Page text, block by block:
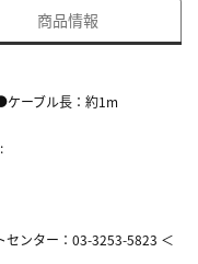
商品情報
ーブル長：約1m
ンター：03-3253-5823 ＜